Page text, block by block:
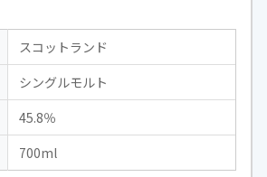
スコットランド
シングルモルト
45.8％
700ml